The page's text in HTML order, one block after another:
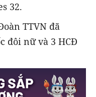
32.
TTVN đã
đôi nữ và 3 HCĐ